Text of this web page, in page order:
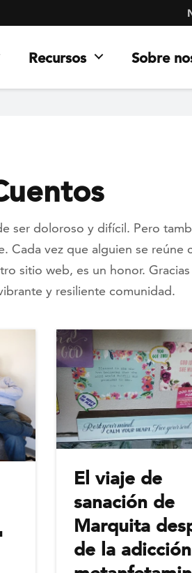
Recursos Sobre
ser doloroso y difícil. Pero
Cada vez que alguien se reúne
sitio web, es un honor.
y resiliente comunidad.
El viaje de
sanación de
Marquita
de la